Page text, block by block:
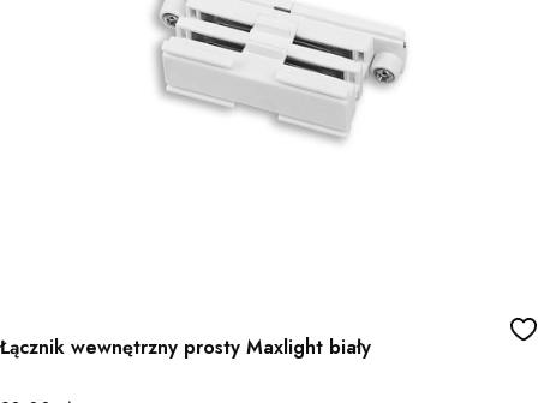
Łącznik wewnętrzny prosty Maxlight biały